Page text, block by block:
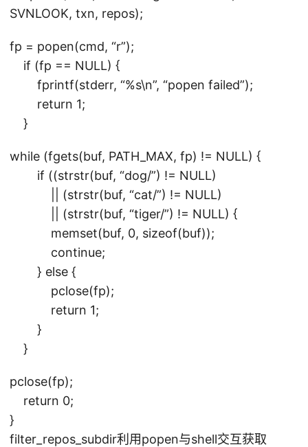
SVNLOOK, txn, repos);
fp = popen(cmd, “r”);
if (fp == NULL) {
fprintf(stderr, “%s\n”, “popen failed”);
return 1;
}
while (fgets(buf, PATH_MAX, fp) != NULL) {
if ((strstr(buf, “dog/”) != NULL)
|| (strstr(buf, “cat/”) != NULL)
|| (strstr(buf, “tiger/”) != NULL) {
memset(buf, 0, sizeof(buf));
continue;
} else {
pclose(fp);
return 1;
}
}
pclose(fp);
return 0;
}
filter_repos_subdir利用popen与shell交互获取